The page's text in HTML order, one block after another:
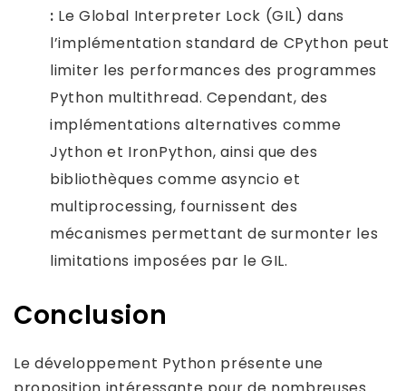
: Le Global Interpreter Lock (GIL) dans
l’implémentation standard de CPython peut
limiter les performances des programmes
Python multithread. Cependant, des
implémentations alternatives comme
Jython et IronPython, ainsi que des
bibliothèques comme asyncio et
multiprocessing, fournissent des
mécanismes permettant de surmonter les
limitations imposées par le GIL.
Conclusion
Le développement Python présente une